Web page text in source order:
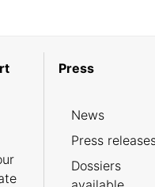
Press
News
Press
Dossiers